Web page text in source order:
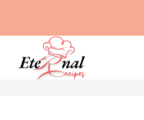
content